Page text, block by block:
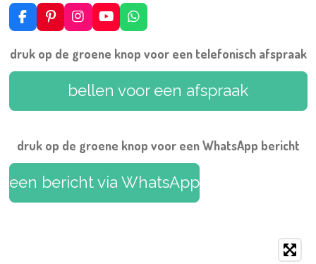
F
a
e
b
k
P
i
t
e
s
I
n
t
a
g
r
a
Y
o
T
u
b
e
W
h
t
s
A
p
p
druk op de groene knop voor een telefonisch afspraak
bellen voor een afspraak
druk op de groene knop voor een WhatsApp bericht
een bericht via WhatsApp